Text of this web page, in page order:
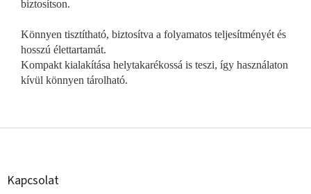
biztosítson.
Könnyen tisztítható, biztosítva a folyamatos teljesítményét és
hosszú élettartamát.
Kompakt kialakítása helytakarékossá is teszi, így használaton
kívül könnyen tárolható.
L
Kapcsolat